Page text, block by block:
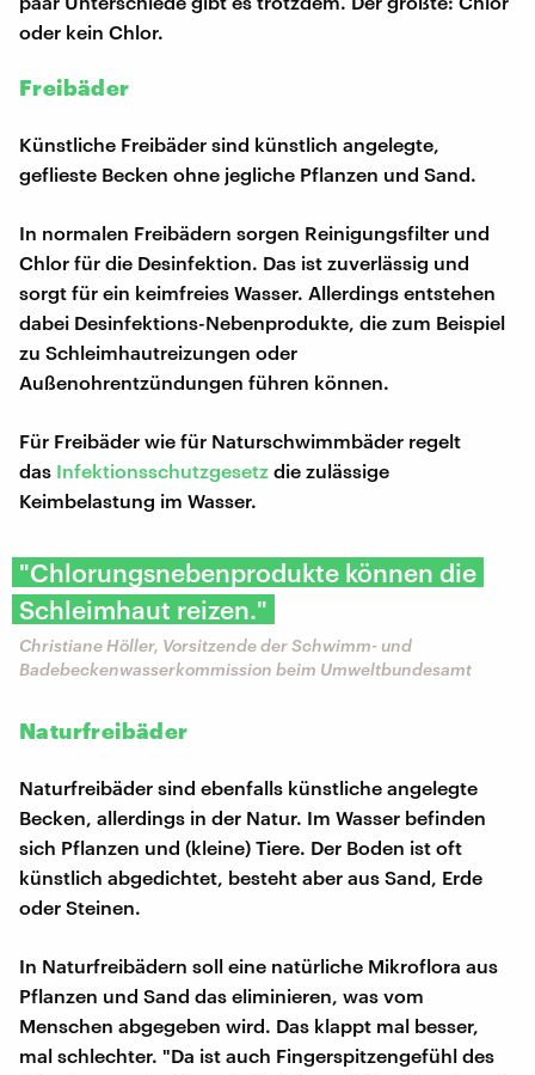
oder kein Chlor.
Freibäder
Künstliche Freibäder sind künstlich angelegte,
geflieste Becken ohne jegliche Pflanzen und Sand.
In normalen Freibädern sorgen Reinigungsfilter und
Chlor für die Desinfektion. Das ist zuverlässig und
sorgt für ein keimfreies Wasser. Allerdings entstehen
dabei Desinfektions-Nebenprodukte, die zum Beispiel
zu Schleimhautreizungen oder
Außenohrentzündungen führen können.
Für Freibäder wie für Naturschwimmbäder regelt
das Infektionsschutzgesetz die zulässige
Keimbelastung im Wasser.
"Chlorungsnebenprodukte können die
Schleimhaut reizen."
Christiane Höller, Vorsitzende der Schwimm- und
Badebeckenwasserkommission beim Umweltbundesamt
Naturfreibäder
Naturfreibäder sind ebenfalls künstliche angelegte
Becken, allerdings in der Natur. Im Wasser befinden
sich Pflanzen und (kleine) Tiere. Der Boden ist oft
künstlich abgedichtet, besteht aber aus Sand, Erde
oder Steinen.
In Naturfreibädern soll eine natürliche Mikroflora aus
Pflanzen und Sand das eliminieren, was vom
Menschen abgegeben wird. Das klappt mal besser,
mal schlechter. "Da ist auch Fingerspitzengefühl des